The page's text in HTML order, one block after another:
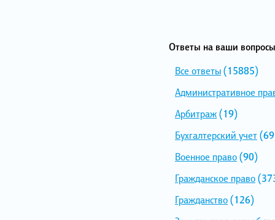
Ответы на ваши
Все ответы(15885)
Административное
Арбитраж(19)
Бухгалтерский учет
Военное право(90)
Гражданское право
Гражданство(126)